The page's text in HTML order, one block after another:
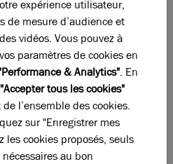
Eléments affichés non contractuels
F G
expérience utilisateur,
de mesure d’audience et
vidéos. Vous pouvez à
paramètres de cookies en
& Analytics". En
"Accepter tous les cookies"
l’ensemble des cookies.
sur "Enregistrer mes
les cookies proposés, seuls
au bon